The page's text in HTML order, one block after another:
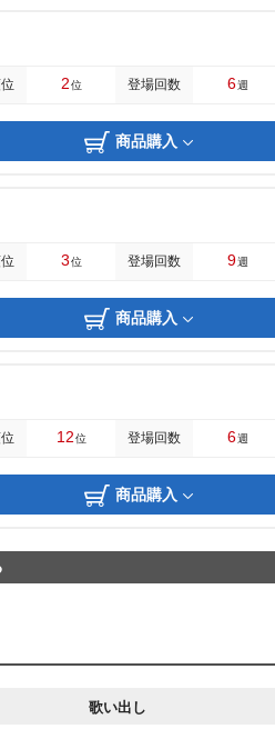
2位 登場回数 6週
商品購入
3位 登場回数 9週
商品購入
12位 登場回数 6週
商品購入
歌い出し